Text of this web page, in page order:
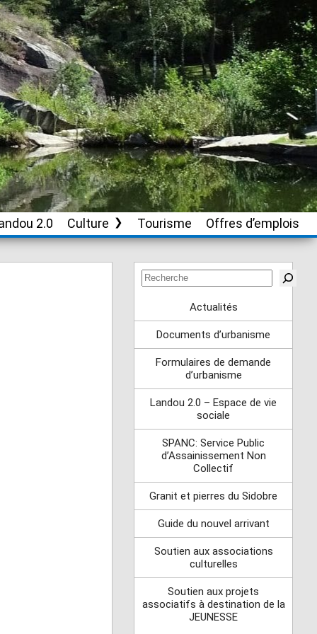
2.0 Culture
Soutien aux
associations culturelles
Tourisme Offres d’emplois
Rechercher
Actualités
Documents d’urbanisme
Formulaires de demande
d’urbanisme
Landou 2.0 – Espace de vie
sociale
SPANC: Service Public
d’Assainissement Non
Collectif
Granit et pierres du Sidobre
Guide du nouvel arrivant
Soutien aux associations
culturelles
Soutien aux projets
associatifs à destination de la
JEUNESSE